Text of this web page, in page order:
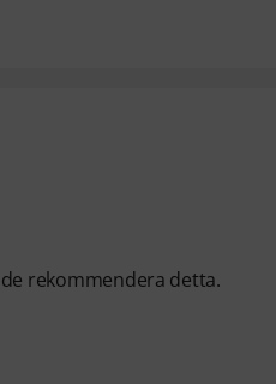
rekommendera detta.